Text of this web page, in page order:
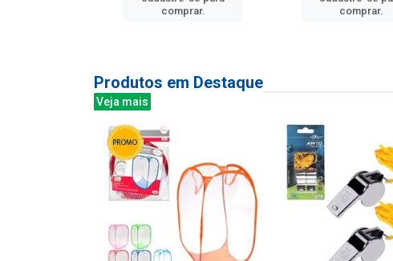
comprar.
comprar.
Produtos em Destaque
Veja mais